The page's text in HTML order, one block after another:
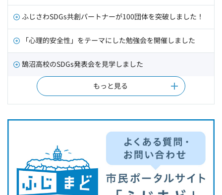
ふじさわSDGs共創パートナーが100団体を突破しました！
「心理的安全性」をテーマにした勉強会を開催しました
鵠沼高校のSDGs発表会を見学しました
もっと見る